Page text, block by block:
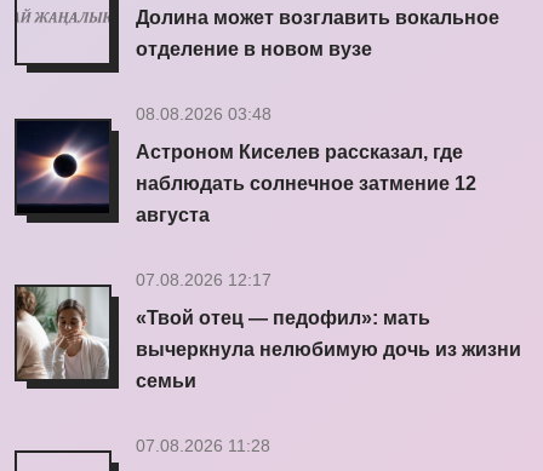
Долина может возглавить вокальное
отделение в новом вузе
08.08.2026 03:48
Астроном Киселев рассказал, где
наблюдать солнечное затмение 12
августа
07.08.2026 12:17
«Твой отец — педофил»: мать
вычеркнула нелюбимую дочь из жизни
семьи
07.08.2026 11:28